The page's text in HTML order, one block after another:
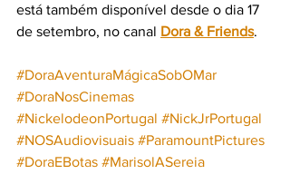
está também disponível desde o dia 17
de setembro, no canal Dora & Friends.
#DoraAventuraMágicaSobOMar
#DoraNosCinemas
#NickelodeonPortugal #NickJrPortugal
#NOSAudiovisuais #ParamountPictures
#DoraEBotas #MarisolASereia